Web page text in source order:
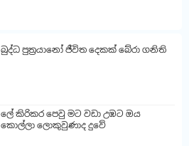
බුද්ධ පුත්‍රයානෝ ජීවිත දෙකක් බේරා ගනිති
ලේ කිරිකර පෙවු මට වඩා උඹට ඔය
කොල්ලා ලොකුවුණාද දුවේ